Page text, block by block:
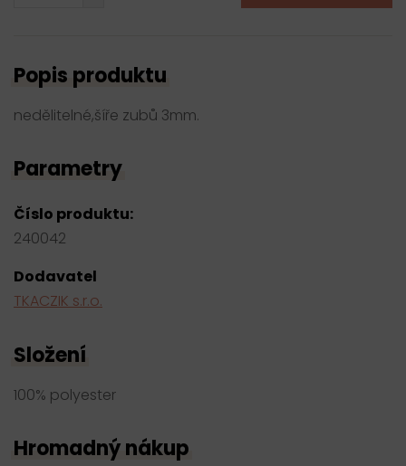
Popis produktu
nedělitelné,šíře zubů 3mm.
Parametry
Číslo produktu:
240042
Dodavatel
TKACZIK s.r.o.
Složení
100% polyester
Hromadný nákup